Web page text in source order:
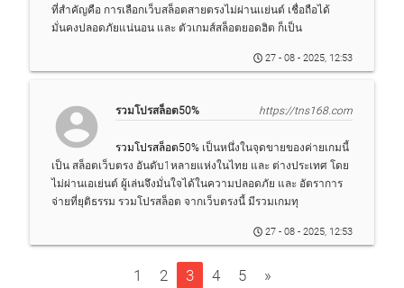
ที่สำคัญคือ การเลือกเว็บสล็อตสายตรงไม่ผ่านเเย่นต์ เชื่อถือได้
มั่นคงปลอดภัยแน่นอน และ ตัวเกมส์สล็อตยอดฮิต ก็เป็น
27 - 08 - 2025, 12:53
account_circle รวมโปรสล็อต50% https://tns168.com
รวมโปรสล็อต50%เป็นหนึ่งในจุดขายของค่ายเกมนี้
เป็น สล็อตเว็บตรง อันดับ1หลายแห่งในไทย และ ต่างประเทศ โดย
ไม่ผ่านเอเย่นต์ ผู้เล่นจึงมั่นใจได้ในความปลอดภัย และ อัตราการ
จ่ายที่ยุติธรรม รวมโปรสล็อต จากเว็บตรงนี้ มีรวมเกมทุ
27 - 08 - 2025, 12:53
1 2 3 4 5 »